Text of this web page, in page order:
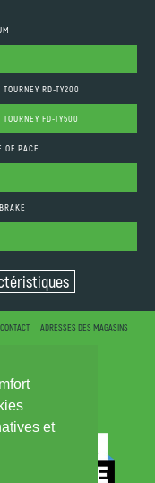
et
RD-TY200
FD-TY500
OF PACE
CONTACT
ADRESSES DES MAGASINS